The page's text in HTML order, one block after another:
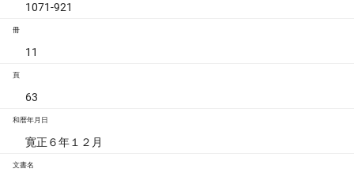
1071-921
冊
11
頁
63
和暦年月日
寛正６年１２月
文書名